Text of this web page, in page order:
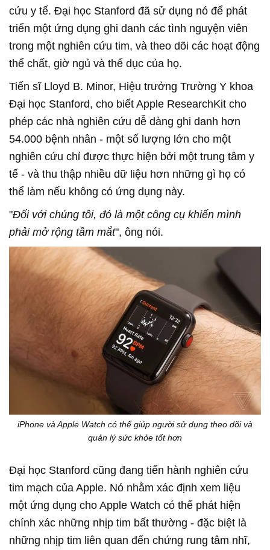
cứu y tế. Đại học Stanford đã sử dụng nó để phát
triển một ứng dụng ghi danh các tình nguyện viên
trong một nghiên cứu tim, và theo dõi các hoạt động
thể chất, giờ ngủ và thể dục của họ.
Tiến sĩ Lloyd B. Minor, Hiệu trưởng Trường Y khoa
Đại học Stanford, cho biết Apple ResearchKit cho
phép các nhà nghiên cứu dễ dàng ghi danh hơn
54.000 bệnh nhân - một số lượng lớn cho một
nghiên cứu chỉ được thực hiện bởi một trung tâm y
tế - và thu thập nhiều dữ liệu hơn những gì họ có
thể làm nếu không có ứng dụng này.
"Đối với chúng tôi, đó là một công cụ khiến mình
phải mở rộng tầm mắt", ông nói.
iPhone và Apple Watch có thể giúp người sử dụng theo dõi và
quản lý sức khỏe tốt hơn
Đại học Stanford cũng đang tiến hành nghiên cứu
tim mạch của Apple. Nó nhằm xác định xem liệu
một ứng dụng cho Apple Watch có thể phát hiện
chính xác những nhịp tim bất thường - đặc biệt là
những nhịp tim liên quan đến chứng rung tâm nhĩ,